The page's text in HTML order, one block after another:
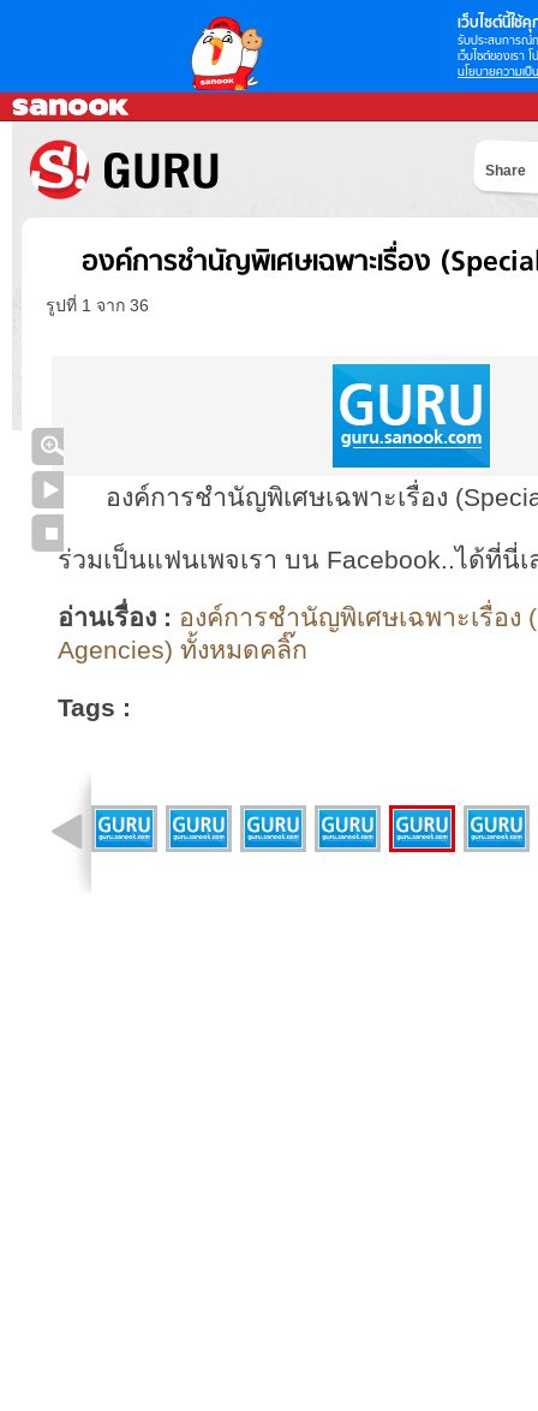
เว็บไซต์นี้ใช้คุ
รับประสบการณ์
เว็บไซต์ของเรา
นโยบายความเป็
Share
องค์การชำนัญพิเศษเฉพาะเรื่อง
รูปที่ 1 จาก 36
องค์การชำนัญพิเศษเฉพาะเรื่อง
ร่วมเป็นแฟนเพจเรา บน Facebook..ได้ที่นี่เ
อ่านเรื่อง : องค์การชำนัญพิเศษเฉพาะเรื่อง
Agencies) ทั้งหมดคลิ๊ก
Tags :